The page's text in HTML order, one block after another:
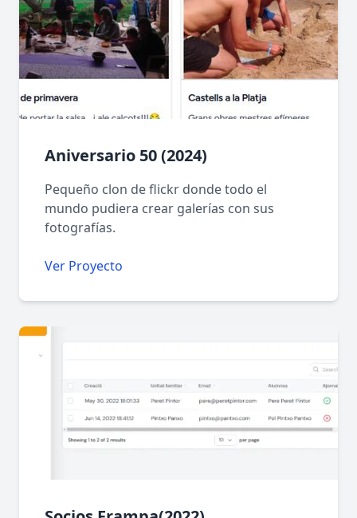
Aniversario 50 (2024)
Pequeño clon de flickr donde todo el
mundo pudiera crear galerías con sus
fotografías.
Ver Proyecto